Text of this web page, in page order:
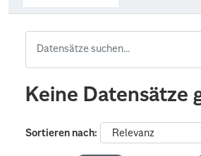
Keine Datensätze
Sortieren nach